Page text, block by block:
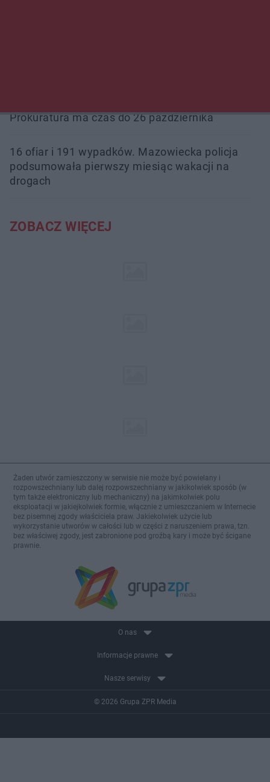
Prokuratura ma czas do 26 października
16 ofiar i 191 wypadków. Mazowiecka policja
podsumowała pierwszy miesiąc wakacji na
drogach
ZOBACZ WIĘCEJ
Żaden utwór zamieszczony w serwisie nie może być powielany i
rozpowszechniany lub dalej rozpowszechniany w jakikolwiek sposób (w
tym także elektroniczny lub mechaniczny) na jakimkolwiek polu
eksploatacji w jakiejkolwiek formie, włącznie z umieszczaniem w Internecie
bez pisemnej zgody właściciela praw. Jakiekolwiek użycie lub
wykorzystanie utworów w całości lub w części z naruszeniem prawa, tzn.
bez właściwej zgody, jest zabronione pod groźbą kary i może być ścigane
prawnie.
O nas
Informacje prawne
Nasze serwisy
© 2026 Grupa ZPR Media